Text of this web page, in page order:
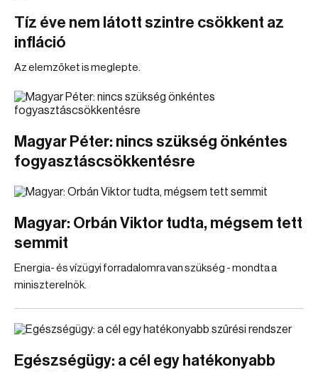
Tíz éve nem látott szintre csökkent az
infláció
Az elemzőket is meglepte.
Magyar Péter: nincs szükség önkéntes
fogyasztáscsökkentésre
Magyar: Orbán Viktor tudta, mégsem tett
semmit
Energia- és vízügyi forradalomra van szükség - mondta a
miniszterelnök.
Egészségügy: a cél egy hatékonyabb